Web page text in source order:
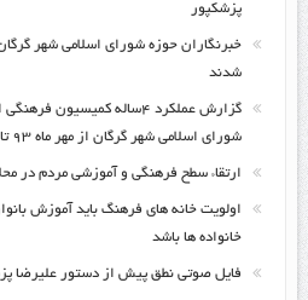
پزشکپور
خبرنگاران حوزه شورای اسلامی شهر
شدند
گزارش عملکرد ۴ساله
شورای اسلامی شهر گرگان از مهر ماه ۹۳ تا مرداد۹۶
ارتقاء سطح فرهنگی و آموزشی مردم در
اولویت خانه های فرهنگ باید آموزش
خانواده ها باشد
فایل صوتی نطق پیش از دستور علیرضا